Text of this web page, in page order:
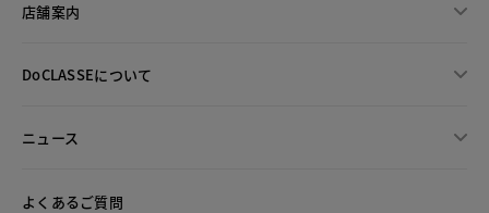
店舗案内
DoCLASSEについて
ニュース
よくあるご質問